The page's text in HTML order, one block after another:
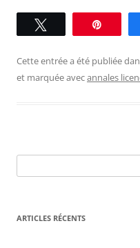
Cette entrée a été publiée
et marquée avecannales
ARTICLES RÉCENTS